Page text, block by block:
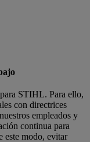
STIHL. Para ello,
con directrices
empleados y
continua para
este modo, evitar